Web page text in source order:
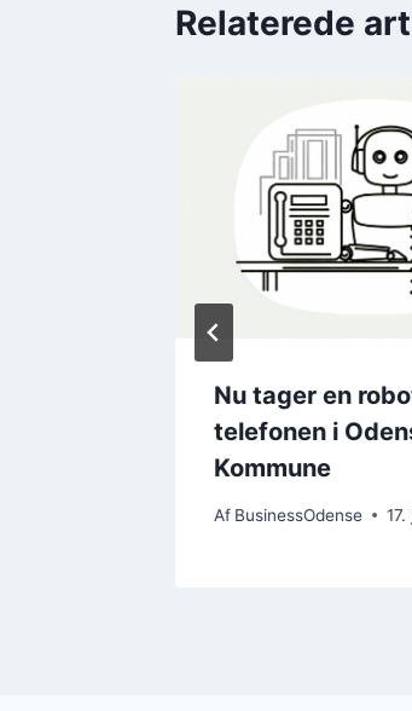
Relaterede
Nu tager en
telefonen i
Kommune
Af BusinessOdense